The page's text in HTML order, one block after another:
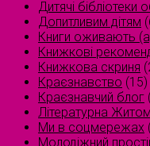
Дитячі бібліотеки
Допитливим дітям
Книги оживають
Книжкові
Книжкова скриня
Краєзнавство (15)
Краєзнавчий блог
Літературна
Ми в соцмережах
Молодіжний